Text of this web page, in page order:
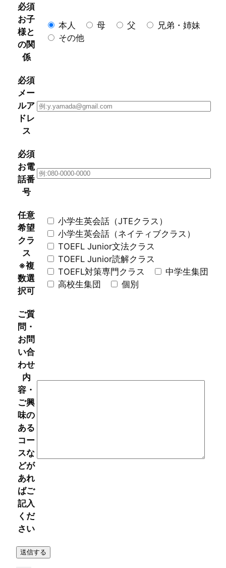
必須
お子
様と
の関
係
本人 母 父
兄弟・姉妹
その他
必須
メー
ルア
ドレ
ス
必須
お電
話番
号
任意
希望
クラ
ス
※複
数選
択可
小学生英会話（JTEクラス）
小学生英会話（ネイティブクラス）
TOEFL Junior文法クラス
TOEFL Junior読解クラス
TOEFL対策専門クラス
中学生集団
高校生集団
個別
ご質
問・
お問
い合
わせ
内
容・
ご興
味の
ある
コー
スな
どが
あれ
ばご
記入
くだ
さい